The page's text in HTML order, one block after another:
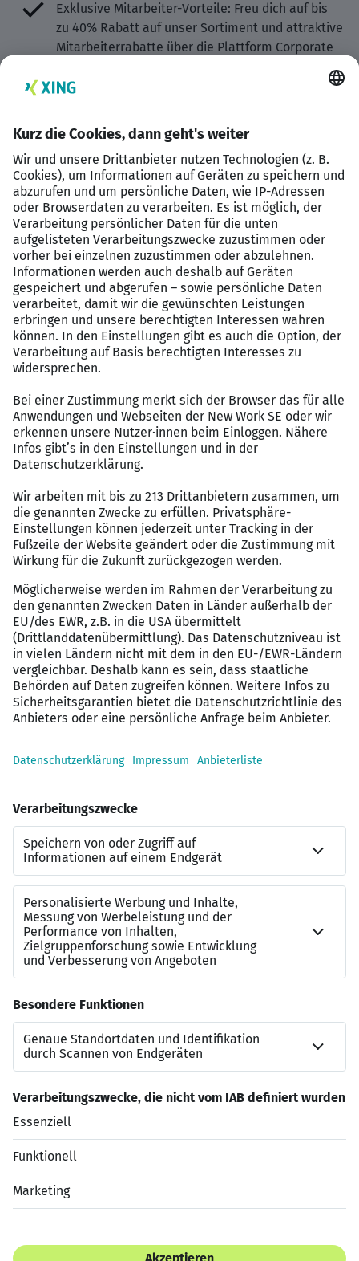
Exklusive Mitarbeiter-Vorteile: Freu dich auf bis
zu 40% Rabatt auf unser Sortiment und attraktive
Mitarbeiterrabatte über die Plattform Corporate
ermöglichen wir dir einen kostenlosen
Augengesundheitscheck in einem unserer Stores
Deine Gesundheit liegt uns am Herzen: Wir
bezuschussen deine persönliche Wellhub-
Mitgliedschaft nach bestandener Probezeit und
bieten dir Zugang zu OpenUp für deine mentale
Gesundheit
Deine Zukunft im Blick: Deine persönliche
Entwicklung ist uns wichtig – ob eine
Meisterförderung oder Traineeprogramm zum
Store Manager
Nachhaltige Mobilität: Da wir unseren Beitrag
zum Klima leisten möchten, erhältst du 50 %
Zuschuss für den ÖPNV oder ein vergünstigtes
Fahrrad über unseren Leasingpartner nach
bestandener Probezeit
Zeit zum Abschalten: Genieße zudem 30 Tage
Urlaub bei einer 5-Tage-Woche
Familienunterstützung: Wir bieten Eltern 10
bezahlte Urlaubstage (5-Tage-Woche) für die
Betreuung ihrer Kinder bis 12 Jahre im
Krankheitsfall
Altersvorsorge: Profitiere von
Arbeitgeberbeiträgen zur betrieblichen
Altersvorsorge
mehr zu unseren Stellenangeboten wissen wollen,
Vielfalt und Chancengleichheit: Bei uns zählst du!
Diversität und Chancengleichheit sind für uns mehr als
Worte. Bei uns arbeitest du auf Augenhöhe, denn jeder
Beitrag zählt und wird geschätzt. Eine offene
Feedbackkultur ist der Schlüssel zu unserem
gemeinsamen Erfolg. Unabhängig von Herkunft,
Geschlecht, Religion, Behinderung, Alter oder Identität
Deine Persönlichkeit ist unsere Stärke! SEE & BE SEEN
at #teamspex
Datenschutzerklärung